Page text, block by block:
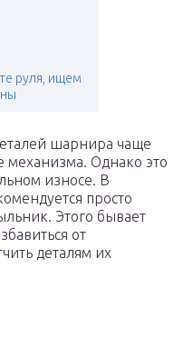
руля, ищем
шарнира чаще
механизма. Однако это
износе. В
просто
Этого бывает
от
деталям их